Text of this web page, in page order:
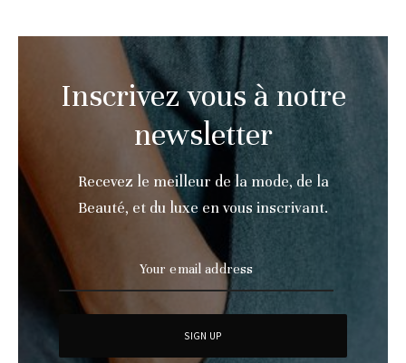
Inscrivez vous à notre
newsletter
Recevez le meilleur de la mode, de la
Beauté, et du luxe en vous inscrivant.